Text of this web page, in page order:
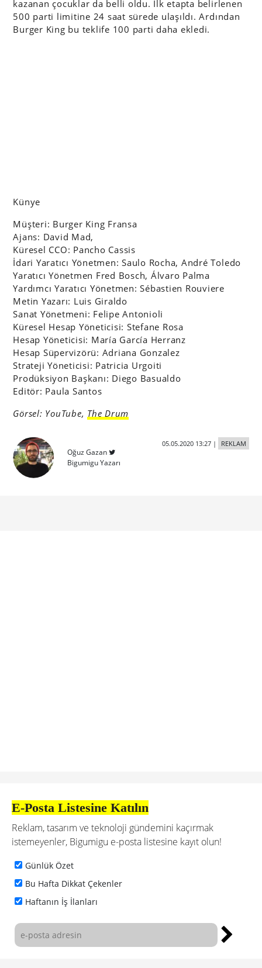
kazanan çocuklar da belli oldu. İlk etapta belirlenen
500 parti limitine 24 saat sürede ulaşıldı. Ardından
Burger King bu teklife 100 parti daha ekledi.
Künye
Müşteri: Burger King Fransa
Ajans: David Mad,
Küresel CCO: Pancho Cassis
İdari Yaratıcı Yönetmen: Saulo Rocha, André Toledo
Yaratıcı Yönetmen Fred Bosch, Álvaro Palma
Yardımcı Yaratıcı Yönetmen: Sébastien Rouviere
Metin Yazarı: Luis Giraldo
Sanat Yönetmeni: Felipe Antonioli
Küresel Hesap Yöneticisi: Stefane Rosa
Hesap Yöneticisi: María García Herranz
Hesap Süpervizörü: Adriana Gonzalez
Strateji Yöneticisi: Patricia Urgoiti
Prodüksiyon Başkanı: Diego Basualdo
Editör: Paula Santos
Görsel: YouTube, The Drum
Oğuz Gazan
Bigumigu Yazarı
05.05.2020 13:27| REKLAM
E-Posta Listesine Katılın
Reklam, tasarım ve teknoloji gündemini kaçırmak
istemeyenler, Bigumigu e-posta listesine kayıt olun!
Günlük Özet
Bu Hafta Dikkat Çekenler
Haftanın İş İlanları